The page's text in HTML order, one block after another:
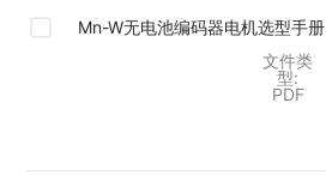
Mn-W无电池编码器电机选型手册
文件类
型:
PDF